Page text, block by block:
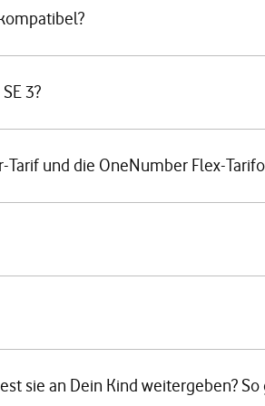
3?
und die OneNumber Flex-
sie an Dein Kind weitergeben? So